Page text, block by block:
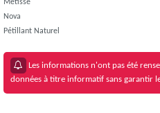
Métisse
Nova
Pétillant Naturel
Les informations n'ont pas été
données à titre informatif sans garantir